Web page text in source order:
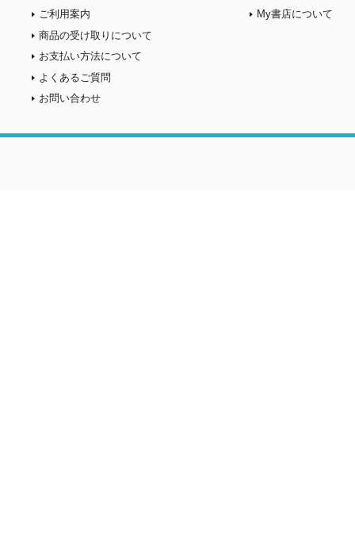
ご利用案内
商品の受け取りについて
お支払い方法について
よくあるご質問
お問い合わせ
My書店について